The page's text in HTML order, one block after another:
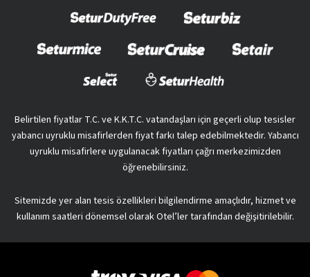
Belirtilen fiyatlar T.C. ve K.K.T.C. vatandaşları için geçerli olup tesisler
yabancı uyruklu misafirlerden fiyat farkı talep edebilmektedir. Yabancı
uyruklu misafirlere uygulanacak fiyatları çağrı merkezimizden
öğrenebilirsiniz.
Sitemizde yer alan tesis özellikleri bilgilendirme amaçlıdır, hizmet ve
kullanım saatleri dönemsel olarak Otel’ler tarafından değişitirilebilir.